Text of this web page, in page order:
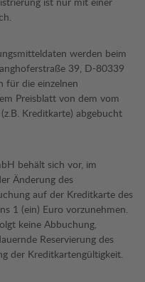
werden beim
39, D-80339
für die einzelnen
Preisblatt von dem vom
Kreditkarte) abgebucht
behält sich vor, im
Änderung des
auf der Kreditkarte des
1 (ein) Euro vorzunehmen.
keine Abbuchung,
Reservierung des
der Kreditkartengültigkeit.